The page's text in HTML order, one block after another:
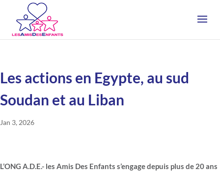
Les actions en Egypte, au sud
Soudan et au Liban
Jan 3, 2026
L’ONG A.D.E.- les Amis Des Enfants s’engage depuis plus de 20 ans